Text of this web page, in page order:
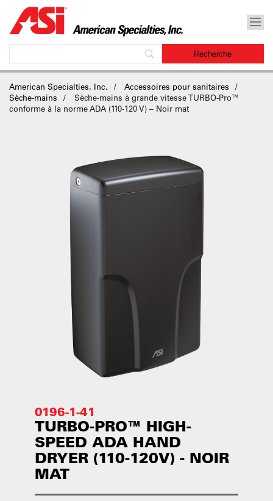
American Specialties, Inc.
Accessoires pour sanitaires
Sèche-mains
Sèche-mains à grande vitesse TURBO-Pro™
conforme à la norme ADA (110-120 V) – Noir mat
0196-1-41
TURBO-PRO™ HIGH-
SPEED ADA HAND
DRYER (110-120V) - NOIR
MAT